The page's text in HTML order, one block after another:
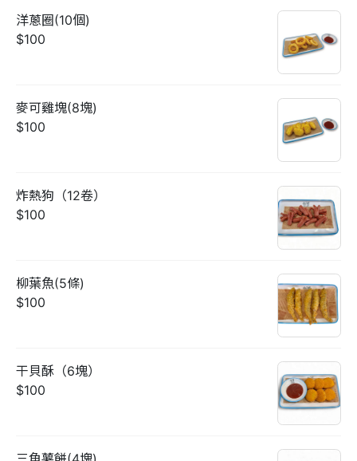
洋蔥圈(10個)
$100
麥可雞塊(8塊)
$100
炸熱狗（12卷）
$100
柳葉魚(5條)
$100
干貝酥（6塊）
$100